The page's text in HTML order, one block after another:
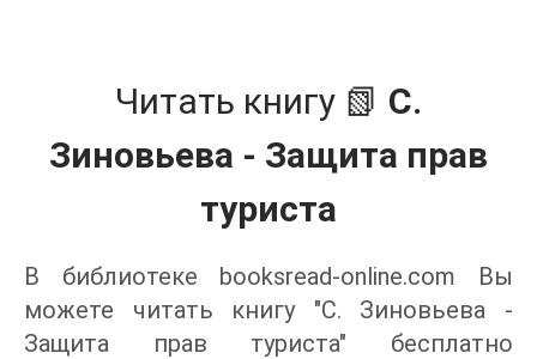
Читать книгу 📗 С.
Зиновьева - Защита прав
туриста
В библиотеке booksread-online.com Вы
можете читать книгу "С. Зиновьева -
Защита прав туриста" бесплатно